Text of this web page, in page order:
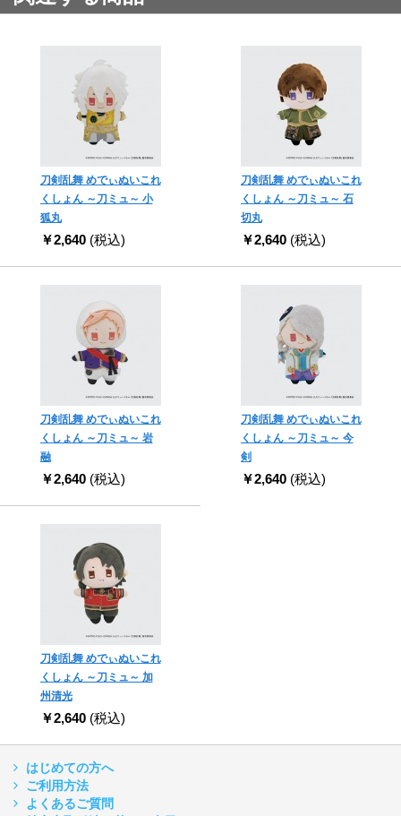
刀剣乱舞 めでぃぬいこれ
くしょん ～刀ミュ～ 小
狐丸
￥2,640 (税込)
刀剣乱舞 めでぃぬいこれ
くしょん ～刀ミュ～ 石
切丸
￥2,640 (税込)
刀剣乱舞 めでぃぬいこれ
くしょん ～刀ミュ～ 岩
融
￥2,640 (税込)
刀剣乱舞 めでぃぬいこれ
くしょん ～刀ミュ～ 今
剣
￥2,640 (税込)
刀剣乱舞 めでぃぬいこれ
くしょん ～刀ミュ～ 加
州清光
￥2,640 (税込)
はじめての方へ
ご利用方法
よくあるご質問